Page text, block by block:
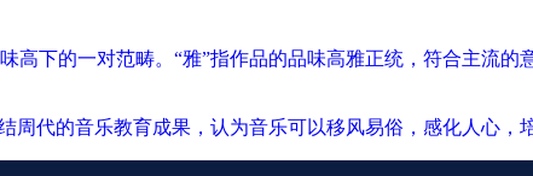
下的一对范畴。“雅”指作品的品味高雅正统，符合主流的
周代的音乐教育成果，认为音乐可以移风易俗，感化人心